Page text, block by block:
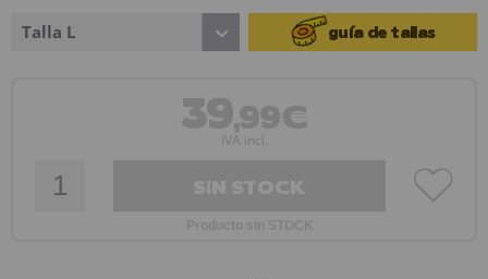
Talla L guía de tallas
39,99€
IVA Incl.